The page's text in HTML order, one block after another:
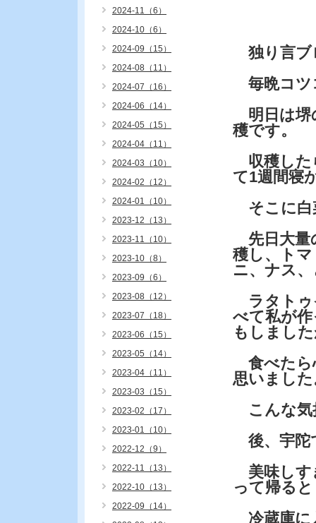
独り言ブ
毎晩コツ
明日は堺
穫です。
収穫した
て1週間寝
そこに白
先日大量
穫し、ト
ニ、ナス
ラタトゥ
べて私が
もしまし
食べたら
思いました
こんな気
後、宇陀
美味しす
って帰ると
冷蔵庫に
2024-11（6）
2024-10（6）
2024-09（15）
2024-08（11）
2024-07（16）
2024-06（14）
2024-05（15）
2024-04（11）
2024-03（10）
2024-02（12）
2024-01（10）
2023-12（13）
2023-11（10）
2023-10（8）
2023-09（6）
2023-08（12）
2023-07（18）
2023-06（15）
2023-05（14）
2023-04（11）
2023-03（15）
2023-02（17）
2023-01（10）
2022-12（9）
2022-11（13）
2022-10（13）
2022-09（14）